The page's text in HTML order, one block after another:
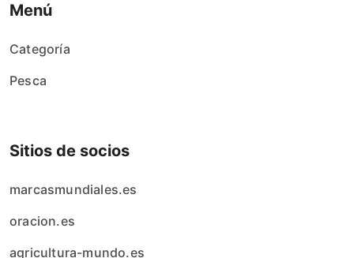
Menú
Categoría
Pesca
Sitios de socios
marcasmundiales.es
oracion.es
agricultura-mundo.es